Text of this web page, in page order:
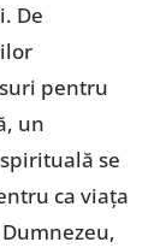
De
pentru
un
se
ca viaţa